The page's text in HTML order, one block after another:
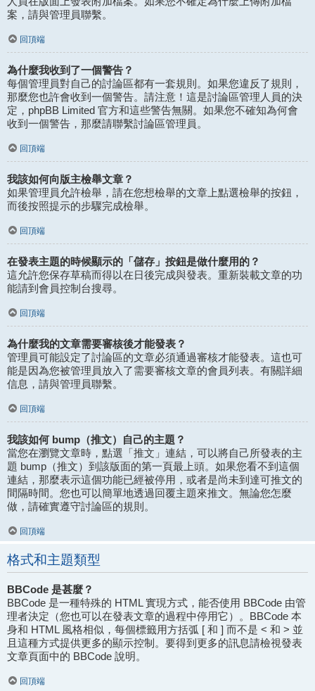
案，請與管理員聯繫。
回頂端
為什麼我收到了一個警告？
每個管理員對自己的討論區都有一套規則。如果您違反了規則，
那麼您也許會收到一個警告。請注意！這是討論區管理人員的決
定，phpBB Limited 官方和這些警告無關。如果您不確知為何會
收到一個警告，那麼請聯繫討論區管理員。
回頂端
我該如何向版主檢舉文章？
如果管理員允許檢舉，請在您想檢舉的文章上點選檢舉的按鈕，
而後按照提示的步驟完成檢舉。
回頂端
在發表主題的時候顯示的「儲存」按鈕是做什麼用的？
這允許您保存草稿而得以在日後完成與發表。重新裝載文章的功
能請到會員控制台搜尋。
回頂端
為什麼我的文章需要審核後才能發表？
管理員可能設定了討論區的文章必須通過審核才能發表。這也可
能是因為您被管理員放入了需要審核文章的會員列表。有關詳細
信息，請與管理員聯繫。
回頂端
我該如何 bump（推文）自己的主題？
當您在瀏覽文章時，點選「推文」連結，可以將自己所發表的主
題 bump（推文）到該版面的第一頁最上頭。如果您看不到這個
連結，那麼表示這個功能已經被停用，或者是尚未到達可推文的
間隔時間。您也可以簡單地透過回覆主題來推文。無論您怎麼
做，請確實遵守討論區的規則。
回頂端
格式和主題類型
BBCode 是甚麼？
BBCode 是一種特殊的 HTML 實現方式，能否使用 BBCode 由管
理者決定（您也可以在發表文章的過程中停用它）。BBCode 本
身和 HTML 風格相似，每個標籤用方括弧 [ 和 ] 而不是 < 和 > 並
且這種方式提供更多的顯示控制。要得到更多的訊息請檢視發表
文章頁面中的 BBCode 說明。
回頂端